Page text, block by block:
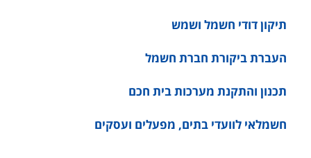
תיקון דודי חשמל ושמש
העברת ביקורת חברת חשמל
תכנון והתקנת מערכות בית חכם
חשמלאי לוועדי בתים, מפעלים ועסקים